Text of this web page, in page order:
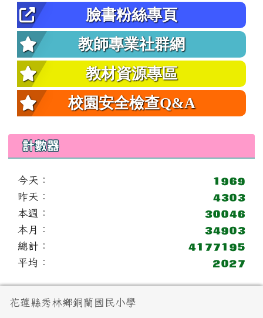
臉書粉絲專頁
教師專業社群網
教材資源專區
校園安全檢查Q&A
計數器
今天：
昨天：
本週：
本月：
總計：
平均：
頁尾區域內容
花蓮縣秀林鄉銅蘭國民小學